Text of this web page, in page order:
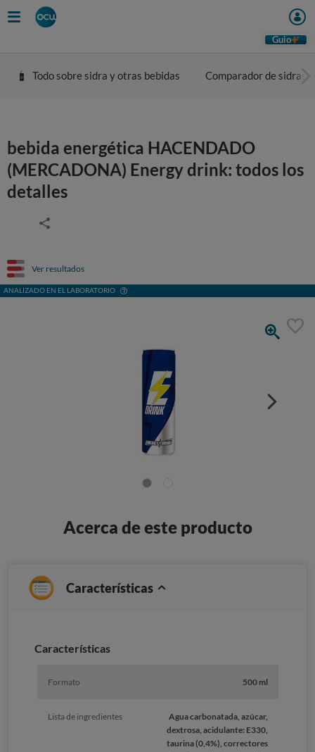
Guio
Todo sobre sidra y otras bebidas Comparador de sidras
bebida energética HACENDADO
(MERCADONA) Energy drink: todos los
detalles
Ver resultados
ANALIZADO EN EL LABORATORIO
Acerca de este producto
Características
Caracterí­sticas
Formato 500 ml
Lista de ingredientes
Agua carbonatada, azúcar,
dextrosa, acidulante: E330,
taurina (0,4%), correctores